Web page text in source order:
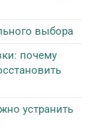
выбора
почему
устранить